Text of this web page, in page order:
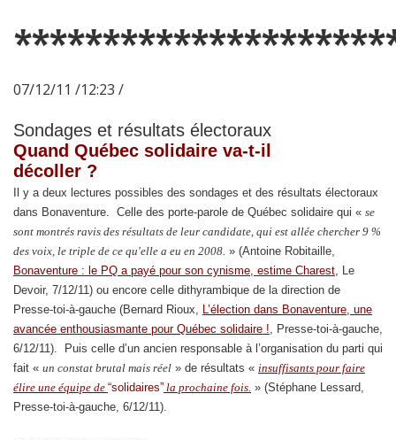
07/12/11 /12:23 /
Sondages et résultats électoraux
Quand Québec solidaire va-t-il
décoller ?
Il y a deux lectures possibles des sondages et des résultats électoraux
dans Bonaventure. Celle des porte-parole de Québec solidaire qui « se
sont montrés ravis des résultats de leur candidate, qui est allée chercher 9 %
des voix, le triple de ce qu'elle a eu en 2008. » (Antoine Robitaille,
Bonaventure : le PQ a payé pour son cynisme, estime Charest, Le
Devoir, 7/12/11) ou encore celle dithyrambique de la direction de
Presse-toi-à-gauche (Bernard Rioux, L’élection dans Bonaventure, une
avancée enthousiasmante pour Québec solidaire !, Presse-toi-à-gauche,
6/12/11). Puis celle d’un ancien responsable à l’organisation du parti qui
fait « un constat brutal mais réel » de résultats « insuffisants pour faire
élire une équipe de “solidaires” la prochaine fois. » (Stéphane Lessard,
Presse-toi-à-gauche, 6/12/11).